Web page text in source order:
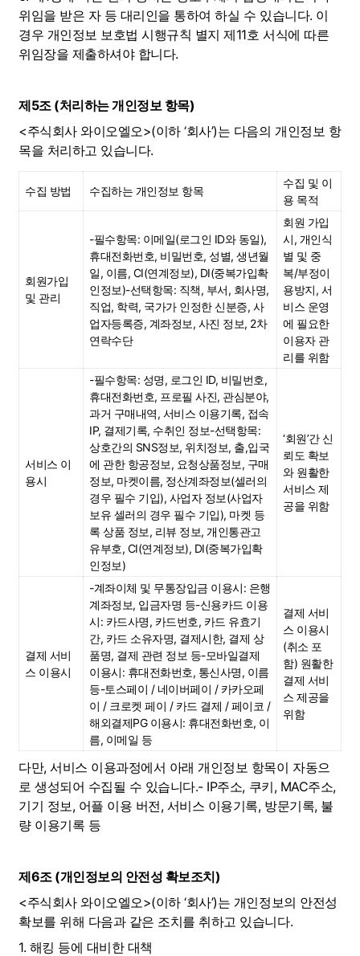
위임을 받은 자 등 대리인을 통하여 하실 수 있습니다. 이
경우 개인정보 보호법 시행규칙 별지 제11호 서식에 따른
위임장을 제출하셔야 합니다.
제5조 (처리하는 개인정보 항목)
<주식회사 와이오엘오>(이하 ‘회사’)는 다음의 개인정보 항
목을 처리하고 있습니다.
수집 방법 수집하는 개인정보 항목
수집 및 이
용 목적
회원가입
및 관리
-필수항목: 이메일(로그인 ID와 동일),
휴대전화번호, 비밀번호, 성별, 생년월
일, 이름, CI(연계정보), DI(중복가입확
인정보)-선택항목: 직책, 부서, 회사명,
직업, 학력, 국가가 인정한 신분증, 사
업자등록증, 계좌정보, 사진 정보, 2차
연락수단
회원 가입
시, 개인식
별 및 중
복/부정이
용방지, 서
비스 운영
에 필요한
이용자 관
리를 위함
서비스 이
용시
-필수항목: 성명, 로그인 ID, 비밀번호,
휴대전화번호, 프로필 사진, 관심분야,
과거 구매내역, 서비스 이용기록, 접속
IP, 결제기록, 수취인 정보-선택항목:
상호간의 SNS정보, 위치정보, 출,입국
에 관한 항공정보, 요청상품정보, 구매
정보, 마켓이름, 정산계좌정보(셀러의
경우 필수 기입), 사업자 정보(사업자
보유 셀러의 경우 필수 기입), 마켓 등
록 상품 정보, 리뷰 정보, 개인통관고
유부호, CI(연계정보), DI(중복가입확
인정보)
‘회원’간 신
뢰도 확보
와 원활한
서비스 제
공을 위함
결제 서비
스 이용시
-계좌이체 및 무통장입금 이용시: 은행
계좌정보, 입금자명 등-신용카드 이용
시: 카드사명, 카드번호, 카드 유효기
간, 카드 소유자명, 결제시한, 결제 상
품명, 결제 관련 정보 등-모바일결제
이용시: 휴대전화번호, 통신사명, 이름
등-토스페이 / 네이버페이 / 카카오페
이 / 크로켓 페이 / 카드 결제 / 페이코 /
해외결제PG 이용시: 휴대전화번호, 이
름, 이메일 등
결제 서비
스 이용시
(취소 포
함) 원활한
결제 서비
스 제공을
위함
다만, 서비스 이용과정에서 아래 개인정보 항목이 자동으
로 생성되어 수집될 수 있습니다.- IP주소, 쿠키, MAC주소,
기기 정보, 어플 이용 버전, 서비스 이용기록, 방문기록, 불
량 이용기록 등
제6조 (개인정보의 안전성 확보조치)
<주식회사 와이오엘오>(이하 ‘회사’)는 개인정보의 안전성
확보를 위해 다음과 같은 조치를 취하고 있습니다.
1. 해킹 등에 대비한 대책